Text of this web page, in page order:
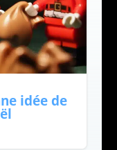
idée de